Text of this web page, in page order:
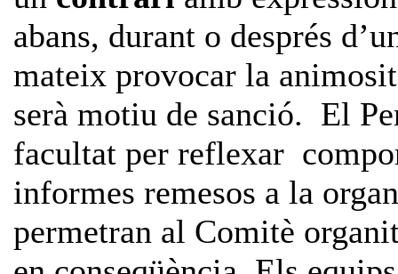
abans, durant o després
mateix provocar la
serà motiu de sanció. El
facultat per reflexar
informes remesos a la
permetran al Comitè